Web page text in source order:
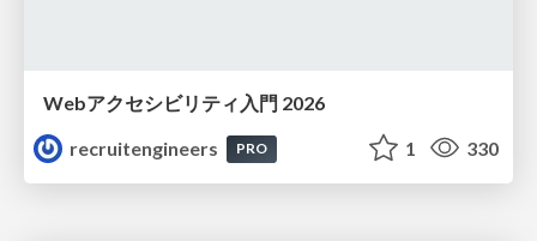
Webアクセシビリティ入門 2026
recruitengineers
PRO 1 330